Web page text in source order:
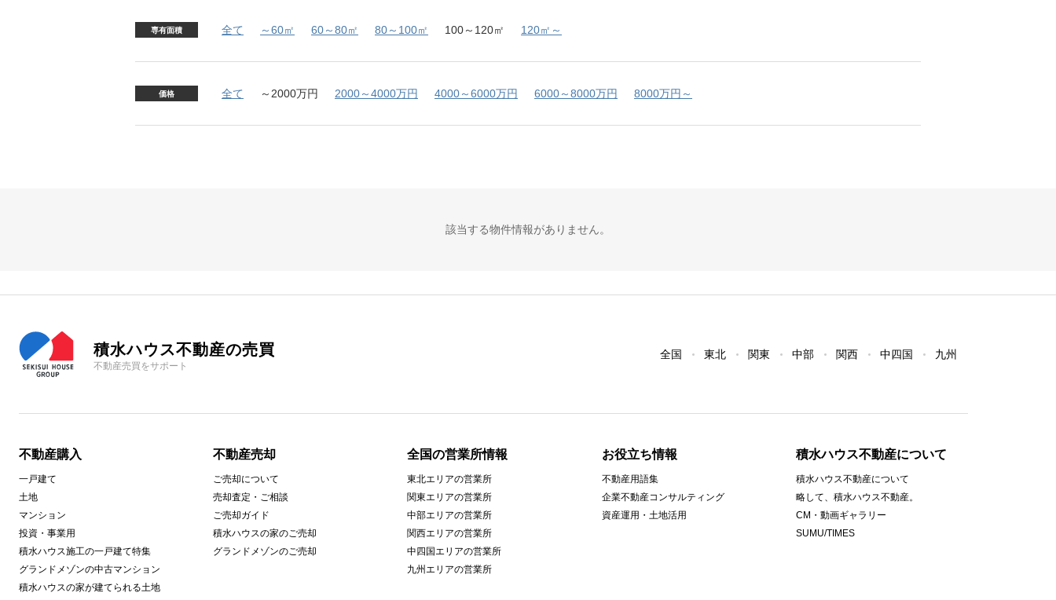
専有面積 全て ～60㎡ 60～80㎡ 80～100㎡ 100～120㎡ 120㎡～
価格 全て ～2000万円 2000～4000万円 4000～6000万円 6000～8000万円 8000万円～
該当する物件情報がありません。
積水ハウス不動産の売買
不動産売買をサポート
全国 東北 関東 中部 関西 中四国 九州
不動産購入
一戸建て
土地
マンション
投資・事業用
積水ハウス施工の一戸建て特集
グランドメゾンの中古マンション
積水ハウスの家が建てられる土地
不動産売却
ご売却について
売却査定・ご相談
ご売却ガイド
積水ハウスの家のご売却
グランドメゾンのご売却
全国の営業所情報
東北エリアの営業所
関東エリアの営業所
中部エリアの営業所
関西エリアの営業所
中四国エリアの営業所
九州エリアの営業所
お役立ち情報
不動産用語集
企業不動産コンサルティング
資産運用・土地活用
積水ハウス不動産について
積水ハウス不動産について
略して、積水ハウス不動産。
CM・動画ギャラリー
SUMU/TIMES